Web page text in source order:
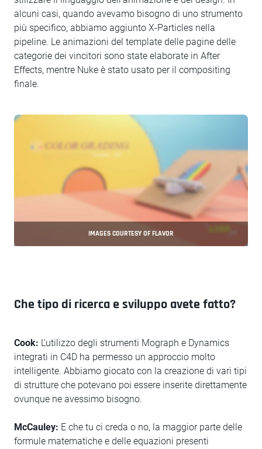
alcuni casi, quando avevamo bisogno di uno strumento
più specifico, abbiamo aggiunto X-Particles nella
pipeline. Le animazioni del template delle pagine delle
categorie dei vincitori sono state elaborate in After
Effects, mentre Nuke è stato usato per il compositing
finale.
IMAGES COURTESY OF FLAVOR
Che tipo di ricerca e sviluppo avete fatto?
Cook: L'utilizzo degli strumenti Mograph e Dynamics
integrati in C4D ha permesso un approccio molto
intelligente. Abbiamo giocato con la creazione di vari tipi
di strutture che potevano poi essere inserite direttamente
ovunque ne avessimo bisogno.
McCauley: E che tu ci creda o no, la maggior parte delle
formule matematiche e delle equazioni presenti